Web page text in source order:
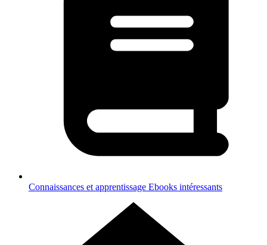
Connaissances et apprentissage Ebooks intéressants